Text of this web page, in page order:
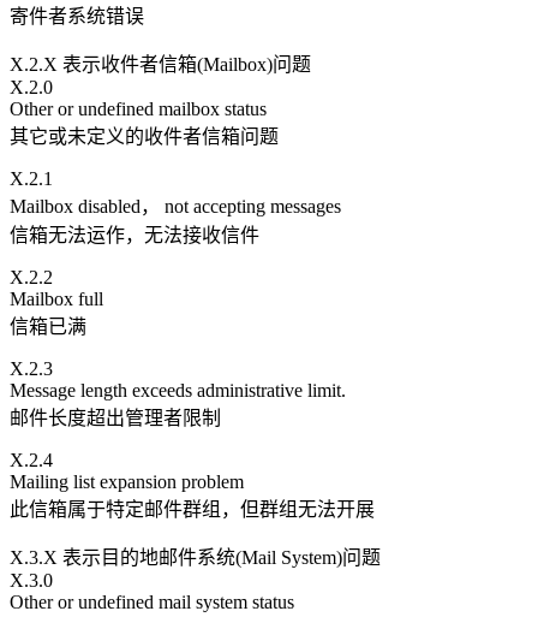
寄件者系统错误
X.2.X 表示收件者信箱(Mailbox)问题
X.2.0
Other or undefined mailbox status
其它或未定义的收件者信箱问题
X.2.1
Mailbox disabled， not accepting messages
信箱无法运作，无法接收信件
X.2.2
Mailbox full
信箱已满
X.2.3
Message length exceeds administrative limit.
邮件长度超出管理者限制
X.2.4
Mailing list expansion problem
此信箱属于特定邮件群组，但群组无法开展
X.3.X 表示目的地邮件系统(Mail System)问题
X.3.0
Other or undefined mail system status